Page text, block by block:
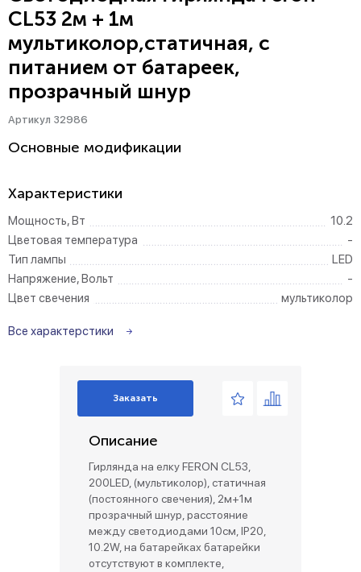
CL53 2м + 1м
мультиколор,статичная, с
питанием от батареек,
прозрачный шнур
Артикул 32986
Основные модификации
Характеристики
Мощность, Вт
10.2
Цветовая температура
-
Тип лампы
LED
Напряжение, Вольт
-
Цвет свечения
мультиколор
Все характерстики
Заказать
Описание
Гирлянда на елку FERON CL53,
200LED, (мультиколор), статичная
(постоянного свечения), 2м+1м
прозрачный шнур, расстояние
между светодиодами 10см, IP20,
10.2W, на батарейках батарейки
отсутствуют в комплекте,